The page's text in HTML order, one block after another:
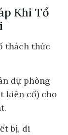
Khi Tổ
thách thức
dự phòng
kiên cố) cho
bị, di